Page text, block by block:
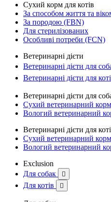
Сухий корм для котів
За способом життя та
За породою (FBN)
Для стерилізованих
Особливі потреби (FCN)
Ветеринарні дієти
Ветеринарні дієти для
Ветеринарні дієти для
Ветеринарні дієти для
Сухий ветеринарний
Вологий ветеринарний
Ветеринарні дієти для
Сухий ветеринарний корм
Вологий ветеринарний
Exclusion
Для собак

Для котів 